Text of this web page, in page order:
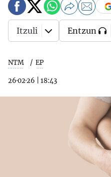
NTM EP
26·02·26 18:43
Itzuli Entzun